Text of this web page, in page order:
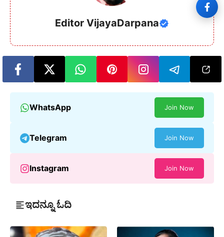
Editor VijayaDarpana
WhatsApp Join Now
Telegram Join Now
Instagram Join Now
ಇದನ್ನೂ ಓದಿ